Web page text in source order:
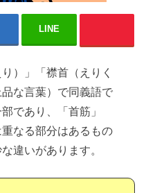
LINE
）」「襟首（えりく
な言葉）で同義語で
であり、「首筋」
重なる部分はあるもの
違いがあります。